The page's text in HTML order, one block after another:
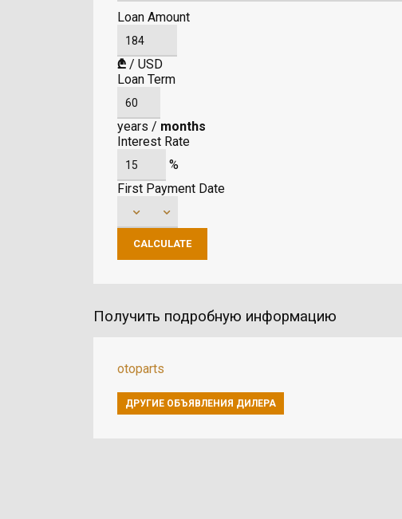
Loan Amount
₾ / USD
Loan Term
years / months
Interest Rate
%
First Payment Date
Получить подробную информацию
otoparts
ДРУГИЕ ОБЪЯВЛЕНИЯ ДИЛЕРА